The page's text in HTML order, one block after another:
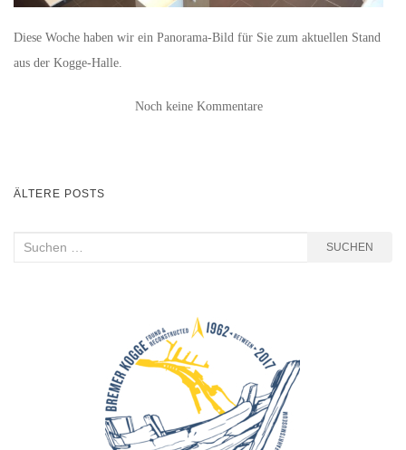
Diese Woche haben wir ein Panorama-Bild für Sie zum aktuellen Stand
aus der Kogge-Halle.
Noch keine Kommentare
BEITRAGSNAVIGATION
ÄLTERE POSTS
Suchen
SUCHEN